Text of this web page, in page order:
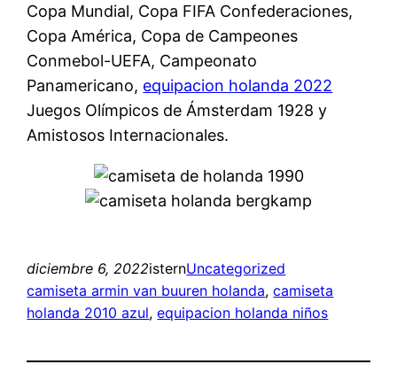
Copa Mundial, Copa FIFA Confederaciones,
Copa América, Copa de Campeones
Conmebol-UEFA, Campeonato
Panamericano, equipacion holanda 2022
Juegos Olímpicos de Ámsterdam 1928 y
Amistosos Internacionales.
diciembre 6, 2022isternUncategorized
camiseta armin van buuren holanda, camiseta
holanda 2010 azul, equipacion holanda niños